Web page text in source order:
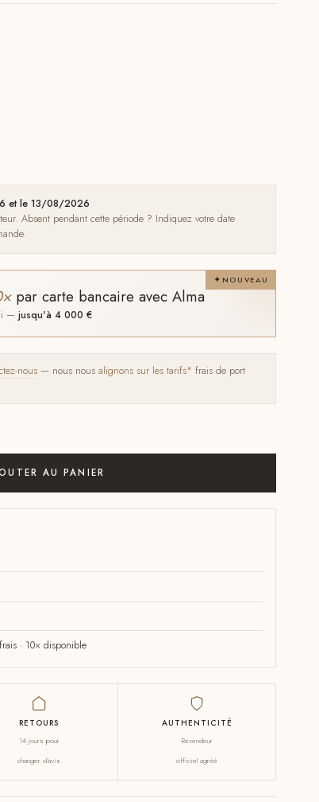
et le 13/08/2026
Absent pendant cette période ? Indiquez votre date
NOUVEAU
par carte bancaire avec Alma
— jusqu'à 4 000 €
nous — nous nous alignons sur les tarifs* frais de port
AU PANIER
· 10× disponible
RETOURS
14 jours pour
changer d'avis
AUTHENTICITÉ
Revendeur
officiel agréé